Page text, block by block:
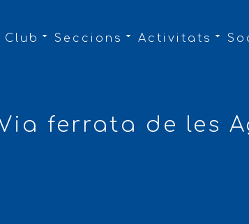
Club Seccions Activitats
ferrata de les